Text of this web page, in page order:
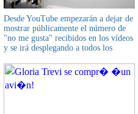
Desde YouTube empezarán a dejar de
mostrar públicamente el número de
"no me gusta" recibidos en los vídeos
y se irá desplegando a todos los